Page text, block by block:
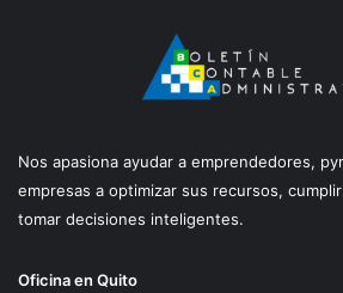
Nos apasiona ayudar a emprendedores,
empresas a optimizar sus recursos,
tomar decisiones inteligentes.
Oficina en Quito